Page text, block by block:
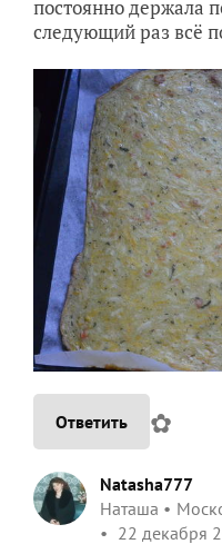
постоянно держала
следующий раз всё
Ответить ✿
Natasha777
Наташа
22 декабря